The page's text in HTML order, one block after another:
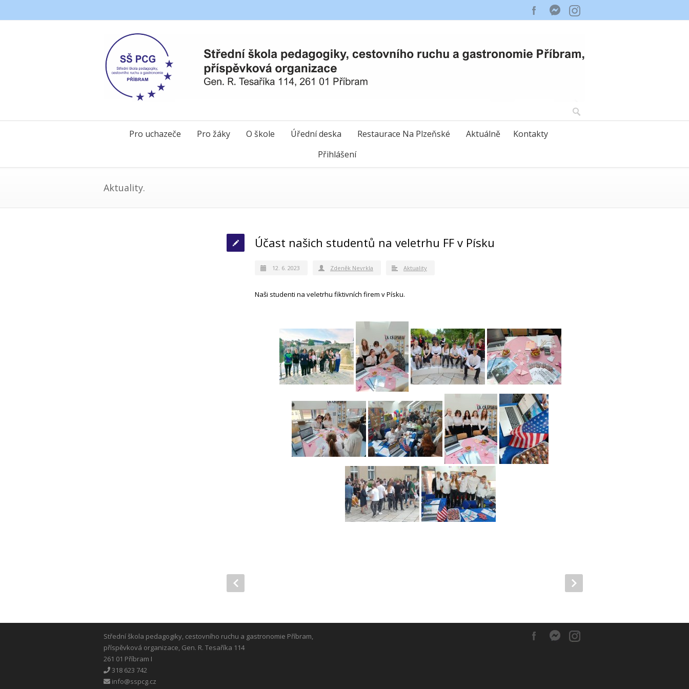
Pro uchazeče Pro žáky O škole Úřední deska Restaurace Na Plzeňské Aktuálně
Kontakty
Přihlášení
Aktuality.
Účast našich studentů na veletrhu FF v Písku
12. 6. 2023 Zdeněk Nevrkla Aktuality
Naši studenti na veletrhu fiktivních firem v Písku.
Střední škola pedagogiky, cestovního ruchu a gastronomie Příbram,
příspěvková organizace, Gen. R. Tesaříka 114
261 01 Příbram I
318 623 742
info@sspcg.cz